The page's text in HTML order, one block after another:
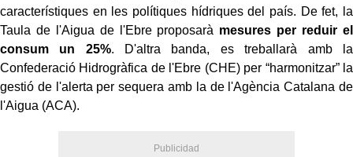
característiques en les polítiques hídriques del país. De fet, la
Taula de l'Aigua de l'Ebre proposarà mesures per reduir el
consum un 25%. D'altra banda, es treballarà amb la
Confederació Hidrogràfica de l'Ebre (CHE) per “harmonitzar” la
gestió de l'alerta per sequera amb la de l'Agència Catalana de
l'Aigua (ACA).